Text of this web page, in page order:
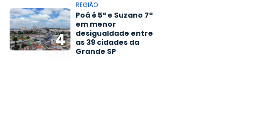
4
REGIÃO
Poá é 5ª e Suzano 7ª
em menor
desigualdade entre
as 39 cidades da
Grande SP